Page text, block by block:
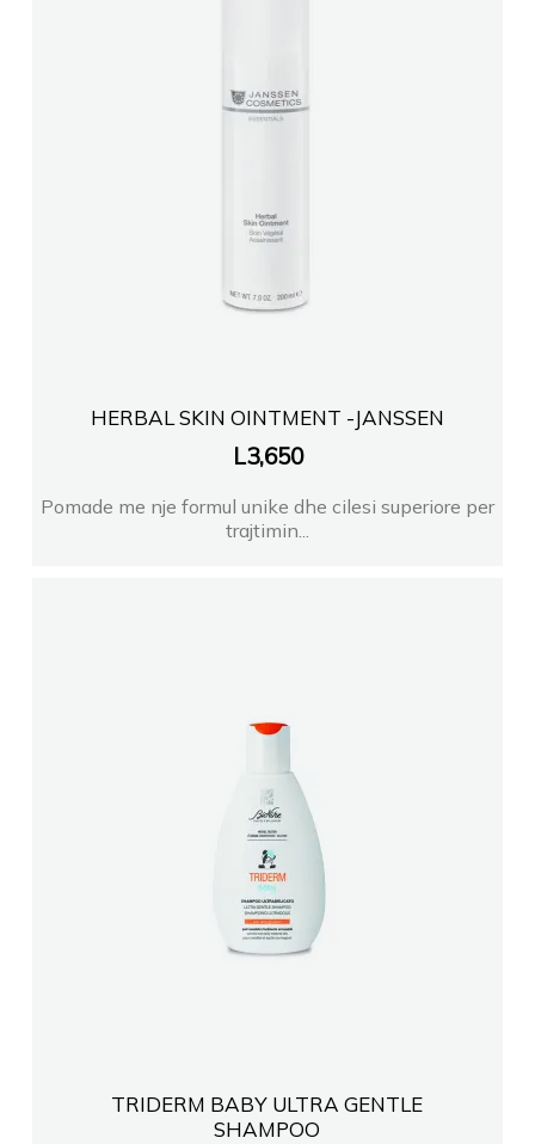
HERBAL SKIN OINTMENT -JANSSEN
L3,650
Pomade me nje formul unike dhe cilesi superiore per
trajtimin...
TRIDERM BABY ULTRA GENTLE
SHAMPOO